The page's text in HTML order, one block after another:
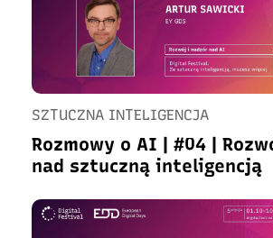
SZTUCZNA INTELIGENCJA
Rozmowy o AI | #04 |
nad sztuczną inteligencją